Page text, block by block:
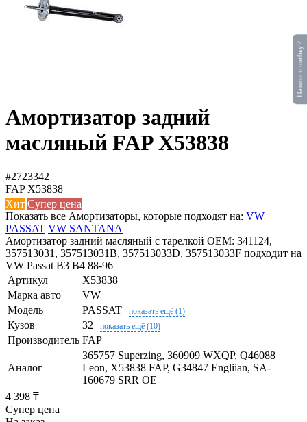
Амортизатор задний
масляный FAP X53838
#2723342
FAP X53838
Хит Супер цена
Показать все Амортизаторы, которые подходят на: VW
PASSAT VW SANTANA
Амортизатор задний масляный с тарелкой OEM: 341124,
357513031, 357513031B, 357513033D, 357513033F подходит на
VW Passat B3 B4 88-96
Артикул
X53838
Марка авто
VW
Модель
PASSAT показать ещё (1)
Кузов 32 показать ещё (10)
Производитель FAP
Аналог
365757 Superzing, 360909 WXQP, Q46088
Leon, X53838 FAP, G34847 Engliian, SA-
160679 SRR OE
4 398 ₸
Супер цена
Нашли ошибку?